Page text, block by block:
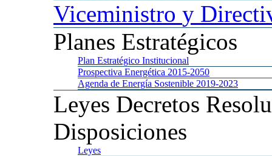
Viceministro y
Planes Estratégicos
Plan Estratégico Institucional
Prospectiva Energética 2015-2050
Agenda de Energía Sostenible 2019-2023
Leyes Decretos
Disposiciones
Leyes